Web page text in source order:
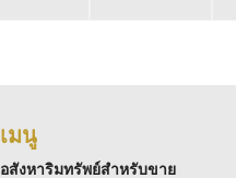
เมนู
อสังหาริมทรัพย์สำหรับขาย